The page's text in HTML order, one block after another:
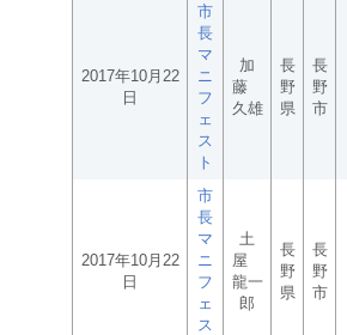
2017年10月22
日
市
長
マ
ニ
フ
ェ
ス
ト
加
藤
久雄
長
野
県
長
野
市
2017年10月22
日
市
長
マ
ニ
フ
ェ
ス
土
屋
龍一
郎
長
野
県
長
野
市